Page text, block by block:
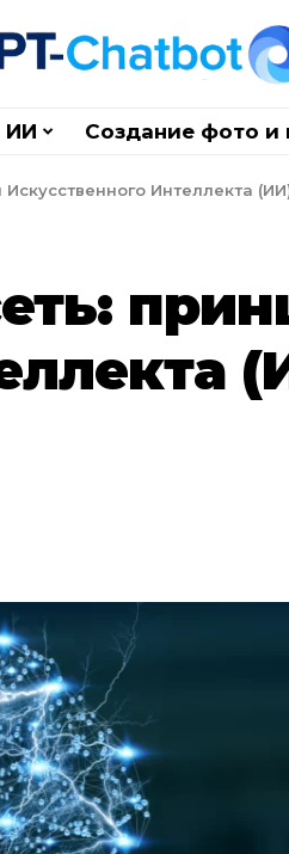
ИИ Создание фото и
Интеллекта